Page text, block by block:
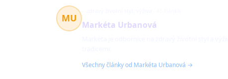
MU
Markéta Urbanová
Všechny články od Markéta Urbanová →